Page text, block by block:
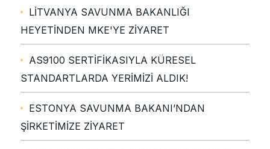
LİTVANYA SAVUNMA BAKANLIĞI
HEYETİNDEN MKE'YE ZİYARET
AS9100 SERTİFİKASIYLA KÜRESEL
STANDARTLARDA YERİMİZİ ALDIK!
ESTONYA SAVUNMA BAKANI’NDAN
ŞİRKETİMİZE ZİYARET